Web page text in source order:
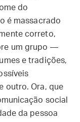
do
é massacrado
correto,
um grupo —
e tradições,
outro. Ora, que
social
da pessoa